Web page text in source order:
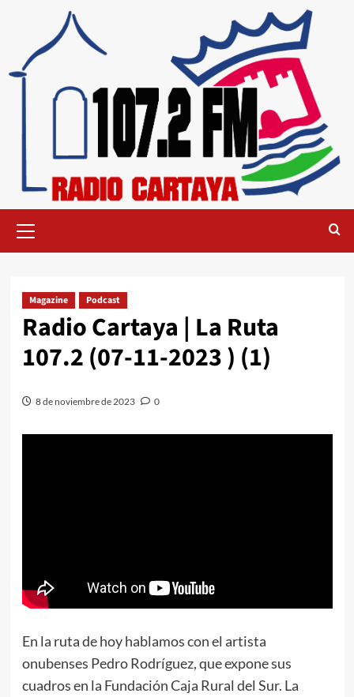
Magazine Podcast
Radio Cartaya | La Ruta
107.2 (07-11-2023 ) (1)
8 de noviembre de 2023 0
En la ruta de hoy hablamos con el artista
onubenses Pedro Rodríguez, que expone sus
cuadros en la Fundación Caja Rural del Sur. La